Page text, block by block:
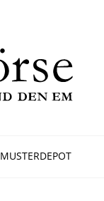
MUSTERDEPOT